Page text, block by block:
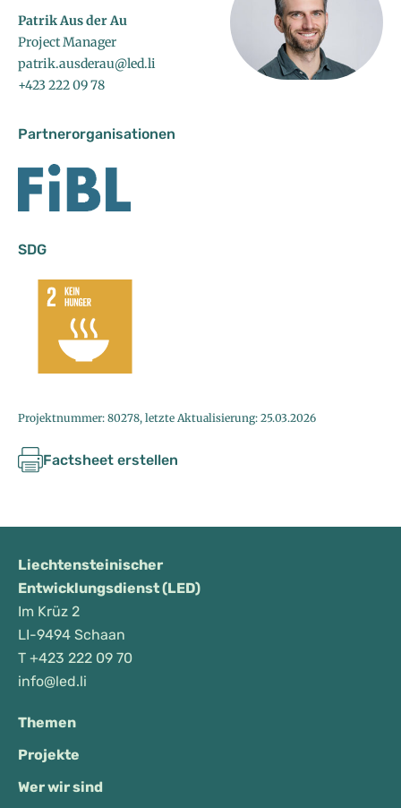
Patrik Aus der Au
Project Manager
patrik.ausderau@led.li
+423 222 09 78
Partnerorganisationen
SDG
Projektnummer: 80278, letzte Aktualisierung: 25.03.2026
Factsheet erstellen
Liechtensteinischer
Entwicklungsdienst (LED)
Im Krüz 2
LI-9494 Schaan
T +423 222 09 70
info@led.li
Themen
Projekte
Wer wir sind